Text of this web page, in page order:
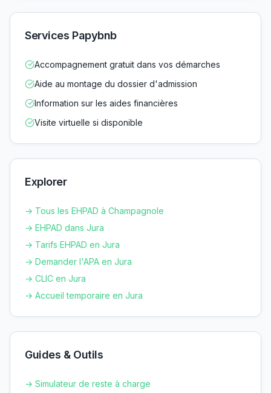
Services Papybnb
Accompagnement gratuit dans vos démarches
Aide au montage du dossier d'admission
Information sur les aides financières
Visite virtuelle si disponible
Explorer
→ Tous les EHPAD à Champagnole
→ EHPAD dans Jura
→ Tarifs EHPAD en Jura
→ Demander l'APA en Jura
→ CLIC en Jura
→ Accueil temporaire en Jura
Guides & Outils
→ Simulateur de reste à charge